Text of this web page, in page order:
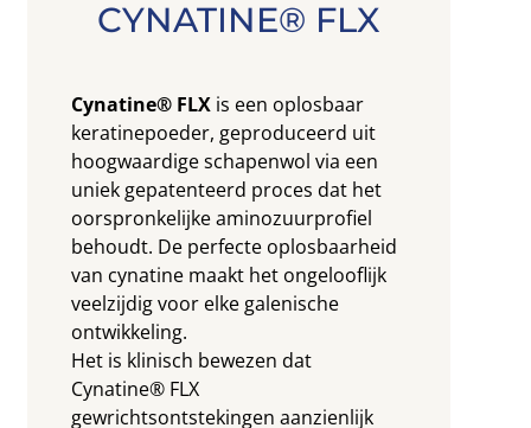
CYNATINE® FLX
Cynatine® FLX is een oplosbaar
keratinepoeder, geproduceerd uit
hoogwaardige schapenwol via een
uniek gepatenteerd proces dat het
oorspronkelijke aminozuurprofiel
behoudt. De perfecte oplosbaarheid
van cynatine maakt het ongelooflijk
veelzijdig voor elke galenische
ontwikkeling.
Het is klinisch bewezen dat
Cynatine® FLX
gewrichtsontstekingen aanzienlijk